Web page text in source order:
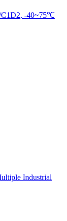
C1D2, -40~75℃
Industrial